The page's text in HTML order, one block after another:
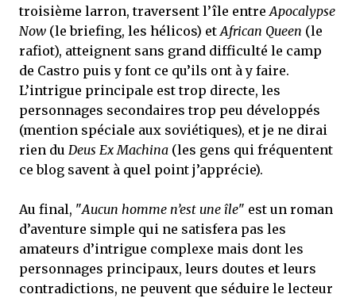
troisième larron, traversent l’île entre Apocalypse
Now (le briefing, les hélicos) et African Queen (le
rafiot), atteignent sans grand difficulté le camp
de Castro puis y font ce qu’ils ont à y faire.
L’intrigue principale est trop directe, les
personnages secondaires trop peu développés
(mention spéciale aux soviétiques), et je ne dirai
rien du Deus Ex Machina (les gens qui fréquentent
ce blog savent à quel point j’apprécie).
Au final, "Aucun homme n’est une île" est un roman
d’aventure simple qui ne satisfera pas les
amateurs d’intrigue complexe mais dont les
personnages principaux, leurs doutes et leurs
contradictions, ne peuvent que séduire le lecteur